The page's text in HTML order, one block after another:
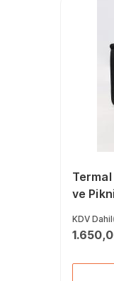
ve
Buzluk
KDV Dahil